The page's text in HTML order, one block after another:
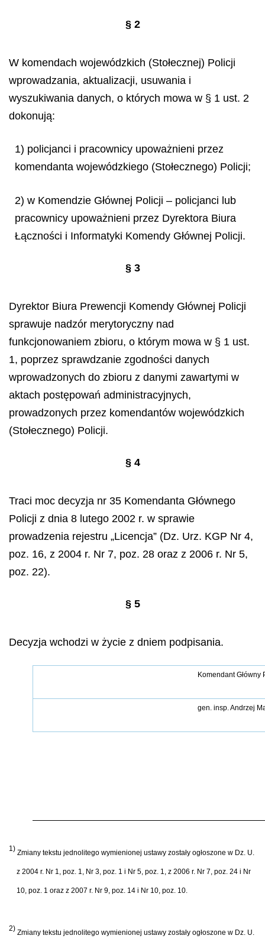
§2
W komendach wojewódzkich (Stołecznej) Policji
wprowadzania, aktualizacji, usuwania i
wyszukiwania danych, o których mowa w § 1 ust. 2
dokonują:
1) policjanci i pracownicy upoważnieni przez
komendanta wojewódzkiego (Stołecznego) Policji;
2) w Komendzie Głównej Policji – policjanci lub
pracownicy upoważnieni przez Dyrektora Biura
Łączności i Informatyki Komendy Głównej Policji.
§3
Dyrektor Biura Prewencji Komendy Głównej Policji
sprawuje nadzór merytoryczny nad
funkcjonowaniem zbioru, o którym mowa w § 1 ust.
1, poprzez sprawdzanie zgodności danych
wprowadzonych do zbioru z danymi zawartymi w
aktach postępowań administracyjnych,
prowadzonych przez komendantów wojewódzkich
(Stołecznego) Policji.
§ 4
Traci moc decyzja nr 35 Komendanta Głównego
Policji z dnia 8 lutego 2002 r. w sprawie
prowadzenia rejestru „Licencja” (Dz. Urz. KGP Nr 4,
poz. 16, z 2004 r. Nr 7, poz. 28 oraz z 2006 r. Nr 5,
poz. 22).
§5
Decyzja wchodzi w życie z dniem podpisania.
Komendant Główny
gen. insp. Andrzej
1) Zmiany tekstu jednolitego wymienionej ustawy zostały ogłoszone w Dz. U.
z 2004 r. Nr 1, poz. 1, Nr 3, poz. 1 i Nr 5, poz. 1, z 2006 r. Nr 7, poz. 24 i Nr
10, poz. 1 oraz z 2007 r. Nr 9, poz. 14 i Nr 10, poz. 10.
2) Zmiany tekstu jednolitego wymienionej ustawy zostały ogłoszone w Dz. U.